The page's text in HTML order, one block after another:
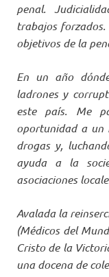
penal.
trabajos forzados.
objetivos de la
En un año
ladrones y
este país. Me
oportunidad a un
drogas y,
ayuda a la
asociaciones
Avalada la
(Médicos del
Cristo de la
una docena de